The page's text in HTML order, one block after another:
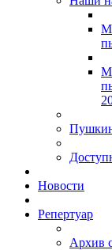
Новости
Репертуар
Архив